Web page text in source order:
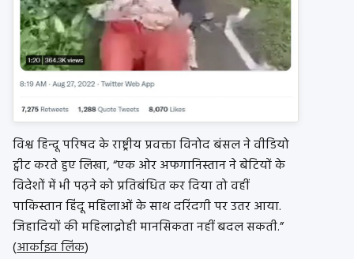
विश्व हिन्दू परिषद के राष्ट्रीय प्रवक्ता विनोद बंसल ने वीडियो
ट्वीट करते हुए लिखा, “एक ओर अफगानिस्तान ने बेटियों के
विदेशों में भी पढ़ने को प्रतिबंधित कर दिया तो वहीं
पाकिस्तान हिंदू महिलाओं के साथ दरिंदगी पर उतर आया.
जिहादियों की महिलाद्रोही मानसिकता नहीं बदल सकती.”
(आर्काइव लिंक)